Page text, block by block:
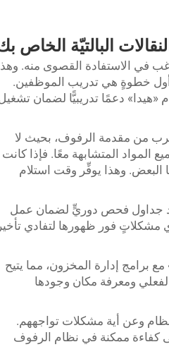
البالتيّة الخاص
في الاستفادة القصوى منه. وهذا
خطوةٍ هي تدريب الموظفين.
دعمًا تدريبيًّا لضمان
من مقدمة الرفوف، بحيث لا
المتشابهة معًا. فإذا كانت
البعض. وهذا يوفِّر وقت استلام
جداول فحص دوريٍّ لضمان عمل
مشكلاتٍ فور ظهورها لتفادي تأخير
برامج إدارة المخزون، مما يتيح
ومعرفة مكان وجودها
وعن أية مشكلات تواجههم.
كفاءة ممكنة في نظام الرفوف